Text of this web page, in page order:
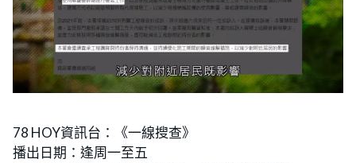
78 HOY資訊台：《一線搜查》
播出日期：逢周一至五